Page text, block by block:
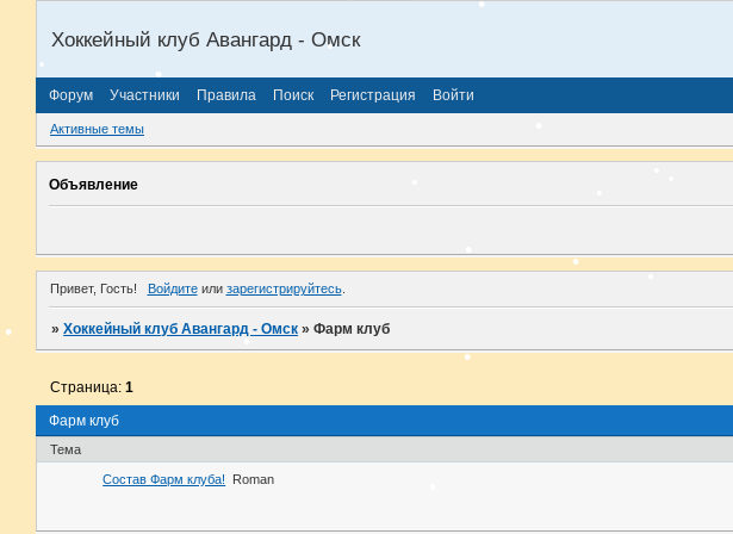
Хоккейный клуб Авангард - Омск
Форум Участники Правила Поиск Регистрация Войти
Активные темы
Объявление
Привет, Гость! Войдитеили зарегистрируйтесь.
»Хоккейный клуб Авангард - Омск »Фарм клуб
Фарм клуб
Страница:1
Тема
Состав Фарм клуба!
Roman